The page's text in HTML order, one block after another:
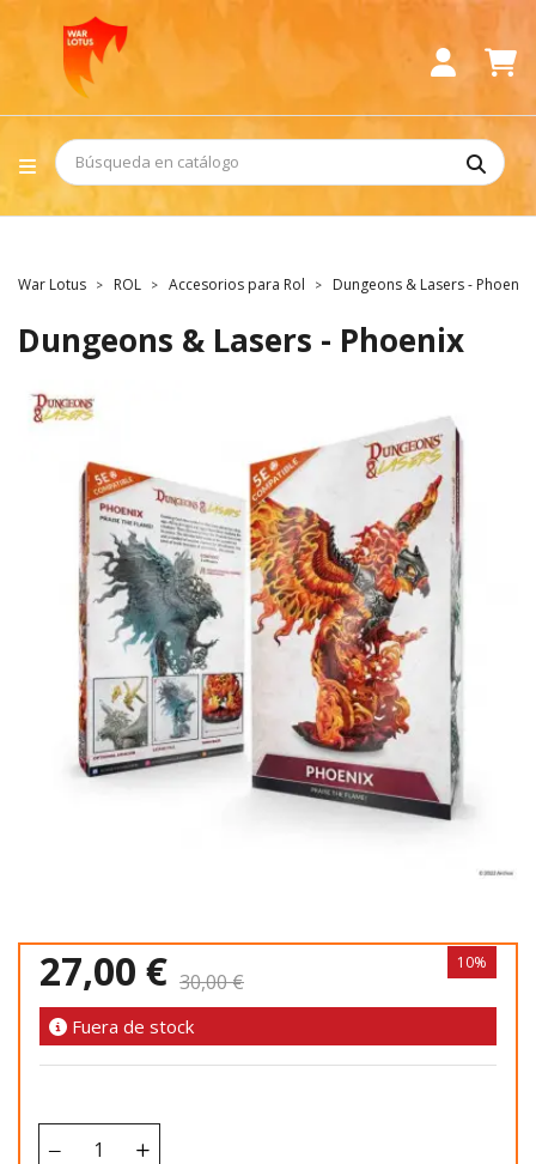
War Lotus ROL Accesorios para Rol Dungeons & Lasers - Phoenix
Dungeons & Lasers - Phoenix
27,00 € 30,00 €
10%
Fuera de stock